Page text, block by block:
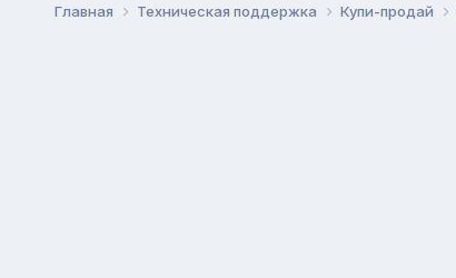
Главная Техническая поддержка Купи-продай